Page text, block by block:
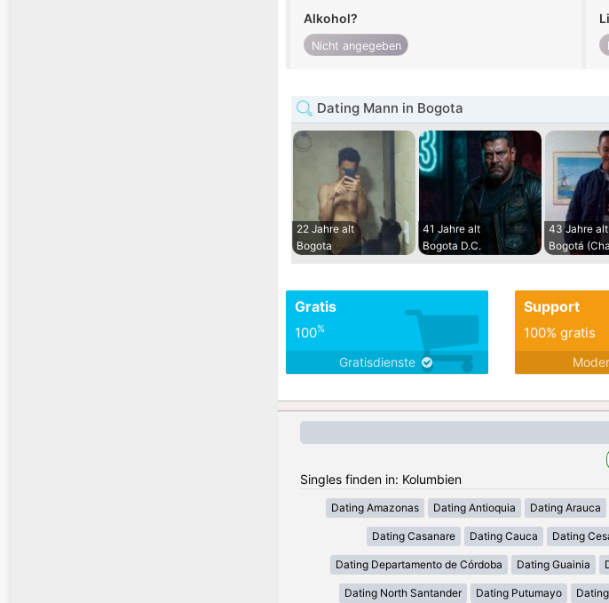
Alkohol?
Nicht angegeben
Dating Mann in Bogota
22 Jahre alt
Bogota
41 Jahre alt
Bogota D.C.
43 Jahre alt
Bogotá
Gratis
100%
Gratisdienste
Support
100% gratis
Singles finden in: Kolumbien
Dating Amazonas Dating Antioquia Dating Arauca
Dating Casanare Dating Cauca Dating
Dating Departamento de Córdoba Dating Guainia
Dating North Santander Dating Putumayo